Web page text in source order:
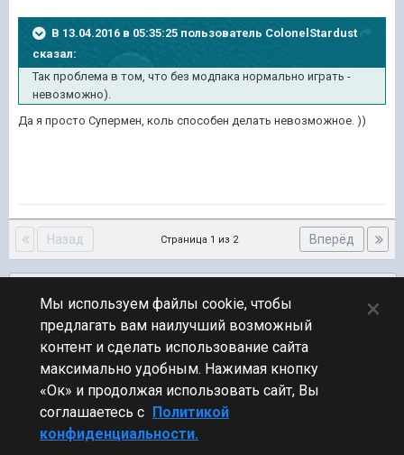
В 13.04.2016 в 05:35:25 пользователь ColonelStardust
сказал:
Так проблема в том, что без модпака нормально играть -
невозможно).
Да я просто Супермен, коль способен делать невозможное. ))
Назад Вперёд
Страница 1 из 2
ПЕРЕЙТИ К СПИСКУ ТЕМ
Обсуждение Мира Кораблей
Стиль
Мы используем файлы cookie, чтобы
предлагать вам наилучший возможный
контент и сделать использование сайта
максимально удобным. Нажимая кнопку
«Ок» и продолжая использовать сайт, Вы
соглашаетесь с Политикой
конфиденциальности.
×